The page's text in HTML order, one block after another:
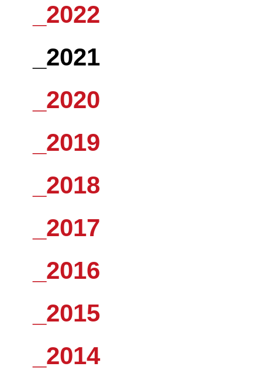
_2022
_2021
_2020
_2019
_2018
_2017
_2016
_2015
_2014